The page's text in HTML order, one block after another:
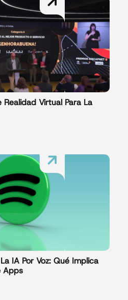
Virtual Para La
IA Por Voz: Qué Implica
Apps